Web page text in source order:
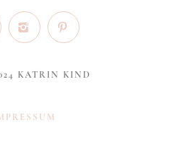
KATRIN KIND